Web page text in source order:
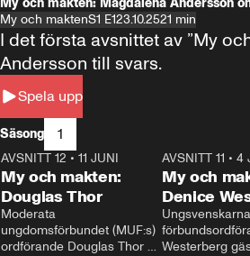
My och maktenS1 E123.10.2521 min
Spela upp
I det första avsnittet av ”My
Andersson till svars.
Säsong 1
26:27
AVSNITT 12 • 11 JUNI
My och makten:
Douglas Thor
Moderata
ungdomsförbundet (MUF:s)
ordförande Douglas Thor
AVSNITT 11 •4
My och
Denice
Westerberg